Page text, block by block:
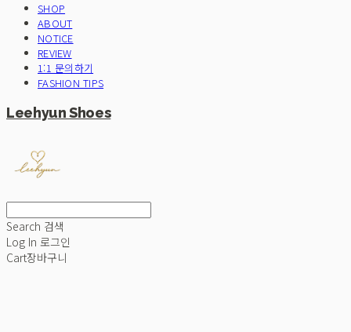
SHOP
ABOUT
NOTICE
REVIEW
1:1 문의하기
FASHION TIPS
Leehyun Shoes
Search 검색
Log In 로그인
Cart장바구니